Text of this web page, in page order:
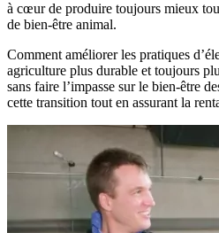
à cœur de produire toujours mieux
de bien-être animal.
Comment améliorer les pratiques
agriculture plus durable et toujours
sans faire l’impasse sur le bien-être
cette transition tout en assurant la